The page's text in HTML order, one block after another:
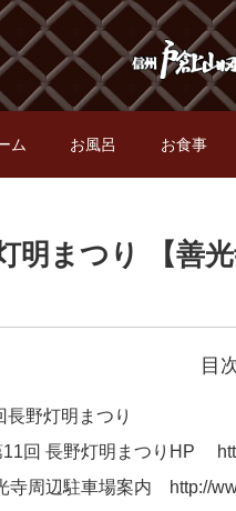
ム お風呂 お食事
まつり 【善光
目
長野灯明まつり
11回 長野灯明まつりHP
寺周辺駐車場案内 http://